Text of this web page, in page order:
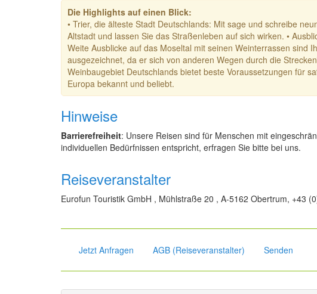
Die Highlights auf einen Blick:
• Trier, die älteste Stadt Deutschlands: Mit sage und schreibe
Altstadt und lassen Sie das Straßenleben auf sich wirken. •
Weite Ausblicke auf das Moseltal mit seinen Weinterrassen sind
ausgezeichnet, da er sich von anderen Wegen durch die
Weinbaugebiet Deutschlands bietet beste Voraussetzungen für
Europa bekannt und beliebt.
Hinweise
Barrierefreiheit: Unsere Reisen sind für Menschen mit
individuellen Bedürfnissen entspricht, erfragen Sie bitte bei uns.
Reiseveranstalter
Eurofun Touristik GmbH , Mühlstraße 20 , A-5162 Obertrum, +43
Jetzt Anfragen AGB (Reiseveranstalter) Senden